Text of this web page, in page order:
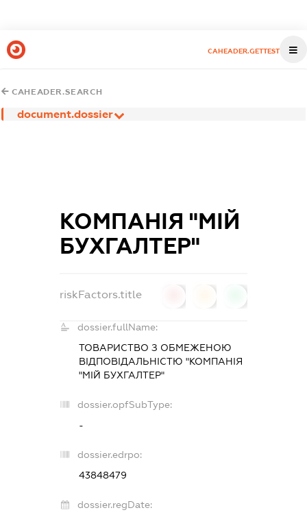
CAHEADER.GETTEST
CAHEADER.SEARCH
document.dossier
КОМПАНІЯ "МІЙ
БУХГАЛТЕР"
riskFactors.title
dossier.fullName:
ТОВАРИСТВО З ОБМЕЖЕНОЮ
ВІДПОВІДАЛЬНІСТЮ "КОМПАНІЯ
"МІЙ БУХГАЛТЕР"
dossier.opfSubType:
-
dossier.edrpo:
43848479
dossier.regDate: